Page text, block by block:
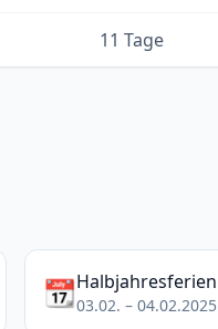
11 Tage
📆Halbjahresferien
03.02. – 04.02.2025